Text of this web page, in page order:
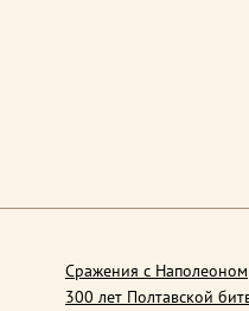
Сражения с Наполеоном
300 лет Полтавской